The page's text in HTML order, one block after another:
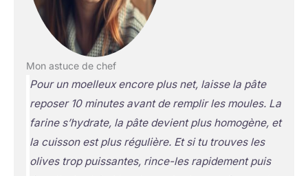
Mon astuce de chef
Pour un moelleux encore plus net, laisse la pâte
reposer 10 minutes avant de remplir les moules. La
farine s’hydrate, la pâte devient plus homogène, et
la cuisson est plus régulière. Et si tu trouves les
olives trop puissantes, rince-les rapidement puis